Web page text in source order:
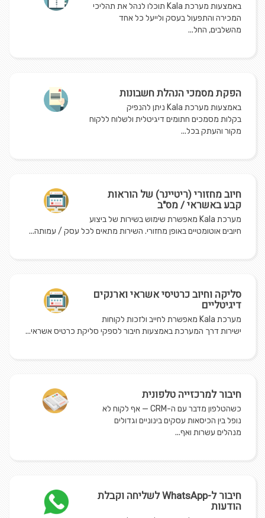
באמצעות מערכת Kala תוכלו לנהל את תהליכי
המכירה והתפעול בעסק ולייעל כל אחד
מהשלבים, החל...
הפקת מסמכי הנהלת חשבונות
באמצעות מערכת Kala ניתן להנפיק
בקלות מסמכים חתומים דיגיטלית ולשלוח ללקוח
מקור והעתק בכל...
חיוב מחזורי (ריטיינר) של הוראות
קבע באשראי / מס"ב
מערכת Kala מאפשרת שימוש בשירות של ביצוע
חיובים אוטומטיים באופן מחזורי. השירות מתאים לכל עסק / עמותה...
סליקה וחיוב כרטיסי אשראי וארנקים
דיגיטליים
מערכת Kala מאפשרת לחייב ולזכות לקוחות
ישירות דרך המערכת באמצעות חיבור לספקי סליקת כרטיס אשראי...
חיבור למרכזייה טלפונית
כשהטלפון מדבר עם ה-CRM — אף לקוח לא
נופל בין הכיסאות עסקים בינוניים וגדולים
מנהלים עשרות ואף...
חיבור ל-WhatsApp לשליחה וקבלת
הודעות